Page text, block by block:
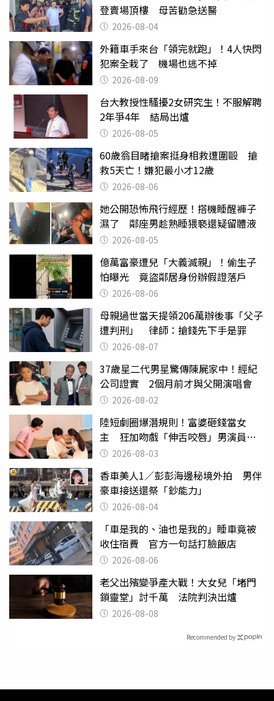
登賣場頂樓 母苦勸急送醫
2026-08-04
外籍車手來台「領完就跑」！4人快閃
犯案全栽了 機場也逃不掉
2026-08-09
台大教授性騷擾2女研究生！不服解聘
2年爭4年 結局出爐
2026-08-05
60歲翁目睹搶案挺身相救遭圍毆 搶
救5天亡！嫌犯最小才12歲
2026-08-06
她公開恐怖飛行經歷！搭機睡醒褲子
濕了 鄰座男趁熟睡猥褻還疑留體液
2026-08-05
億萬富豪遭兒「大義滅親」！偷生子
怕曝光 竟盜鄰居身份辦假證落戶
2026-08-06
母親過世當天提領206萬辦後事「父子
遭判刑」 律師：搶錢先下手是罪
2026-08-07
37歲星二代男星驚傳陳屍家中！經紀
公司證實 2個月前才與父開演唱會
2026-08-02
陸短劇圈爆潛規則！富婆砸錢當女
主 狂加吻戲「伸舌咬唇」男演員崩
潰 2026-08-03
香車美人1／彭彭海邊秘境外拍 男伴
豪車接送還祭「鈔能力」
2026-08-04
「車是我的、油也是我的」睡車竟被
收住宿費 官方一句話打臉飯店
2026-08-06
老父出殯變爭產大戰！大女兒「堵門
鎖靈堂」討千萬 法院判決出爐
2026-08-08
Recommended by